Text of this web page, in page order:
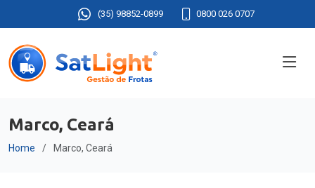
(35) 98852-0899 0800 026 0707
Marco, Ceará
Home Marco, Ceará